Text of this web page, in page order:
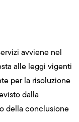
avviene nel
alle leggi vigenti
per la risoluzione
dalla
della conclusione